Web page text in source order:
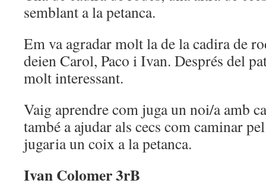
semblant a la petanca.
Em va agradar molt la de la cadira de
deien Carol, Paco i Ivan. Després del
molt interessant.
Vaig aprendre com juga un noi/a amb
també a ajudar als cecs com caminar
jugaria un coix a la petanca.
Ivan Colomer 3rB